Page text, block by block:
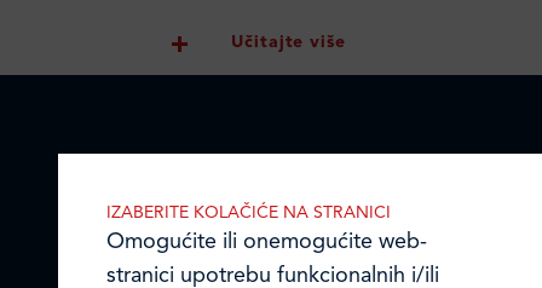
Učitajte više
LEDO PLUS D.O.O.
Ulica Julija Knifera 10,
IZABERITE KOLAČIĆE NA STRANICI
Omogućite ili onemogućite web-
stranici upotrebu funkcionalnih i/ili